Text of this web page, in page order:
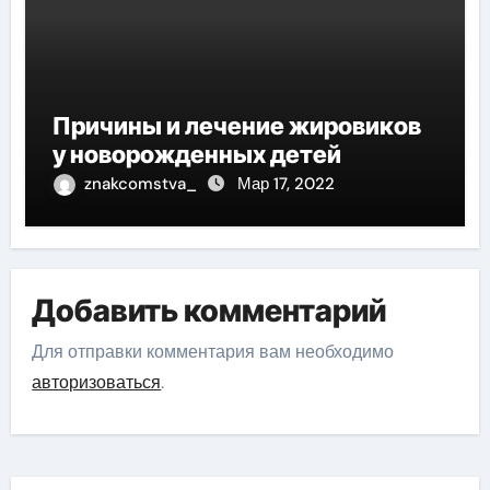
Причины и лечение жировиков
у новорожденных детей
znakcomstva_ Мар 17, 2022
Добавить комментарий
Для отправки комментария вам необходимо
авторизоваться.